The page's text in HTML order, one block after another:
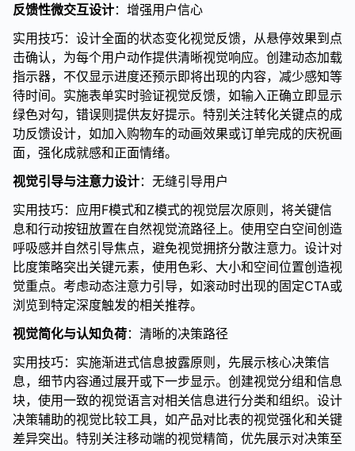
反馈性微交互设计：增强用户信心
实用技巧：设计全面的状态变化视觉反馈，从悬停效果到点
击确认，为每个用户动作提供清晰视觉响应。创建动态加载
指示器，不仅显示进度还预示即将出现的内容，减少感知等
待时间。实施表单实时验证视觉反馈，如输入正确立即显示
绿色对勾，错误则提供友好提示。特别关注转化关键点的成
功反馈设计，如加入购物车的动画效果或订单完成的庆祝画
面，强化成就感和正面情绪。
视觉引导与注意力设计：无缝引导用户
实用技巧：应用F模式和Z模式的视觉层次原则，将关键信
息和行动按钮放置在自然视觉流路径上。使用空白空间创造
呼吸感并自然引导焦点，避免视觉拥挤分散注意力。设计对
比度策略突出关键元素，使用色彩、大小和空间位置创造视
觉重点。考虑动态注意力引导，如滚动时出现的固定CTA或
浏览到特定深度触发的相关推荐。
视觉简化与认知负荷：清晰的决策路径
实用技巧：实施渐进式信息披露原则，先展示核心决策信
息，细节内容通过展开或下一步显示。创建视觉分组和信息
块，使用一致的视觉语言对相关信息进行分类和组织。设计
决策辅助的视觉比较工具，如产品对比表的视觉强化和关键
差异突出。特别关注移动端的视觉精简，优先展示对决策至